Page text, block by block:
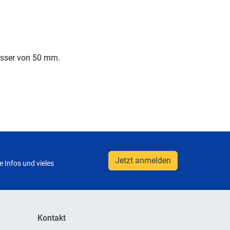
von 50 mm.
Infos und vieles Jetzt anmelden
Kontakt